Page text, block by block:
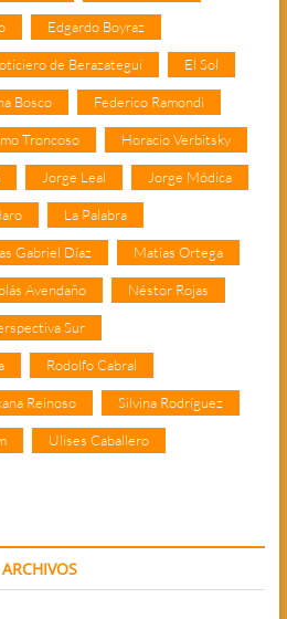
Edgardo Boyraz
de Berazategui El Sol
Bosco Federico Ramondi
Troncoso Horacio Verbitsky
Jorge Leal Jorge Módica
La Palabra
Gabriel Díaz Matías Ortega
Avendaño Néstor Rojas
Sur
Rodolfo Cabral
Reinoso Silvina Rodríguez
Ulises Caballero
ARCHIVOS